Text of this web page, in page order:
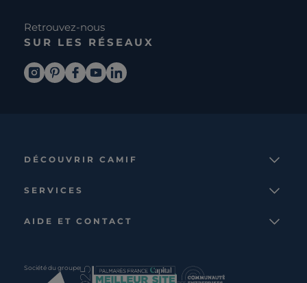
Retrouvez-nous
SUR LES RÉSEAUX
DÉCOUVRIR CAMIF
Nos collections
Boutique
SERVICES
Carte cadeau Camif
AIDE ET CONTACT
Aide et foire aux questions
Société du groupe